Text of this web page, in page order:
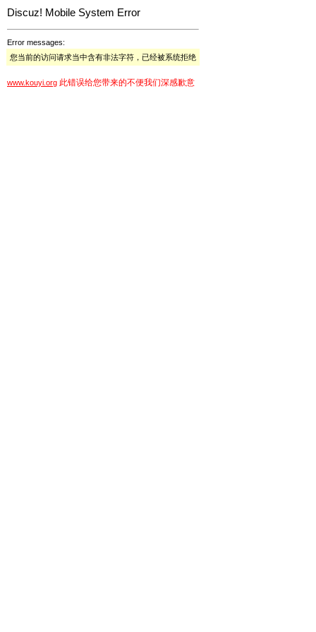
Discuz! Mobile System Error
Error messages:
您当前的访问请求当中含有非法字符，已经被系统拒绝
www.kouyi.org 此错误给您带来的不便我们深感歉意